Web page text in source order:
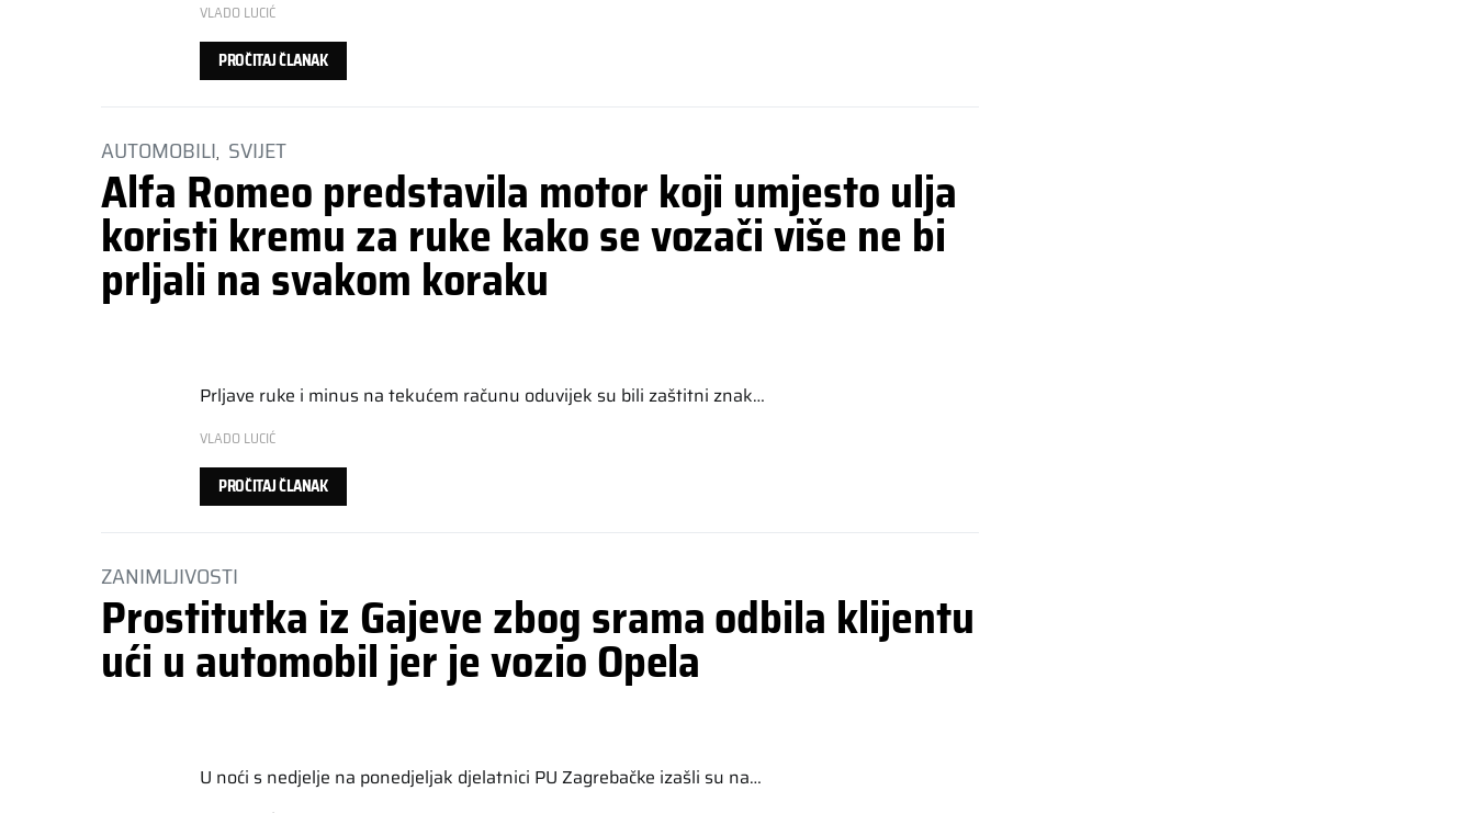
VLADO LUCIĆ
PROČITAJ ČLANAK
AUTOMOBILI SVIJET
Alfa Romeo predstavila motor koji umjesto ulja
koristi kremu za ruke kako se vozači više ne bi
prljali na svakom koraku
Prljave ruke i minus na tekućem računu oduvijek su bili zaštitni znak…
VLADO LUCIĆ
PROČITAJ ČLANAK
ZANIMLJIVOSTI
Prostitutka iz Gajeve zbog srama odbila klijentu
ući u automobil jer je vozio Opela
U noći s nedjelje na ponedjeljak djelatnici PU Zagrebačke izašli su na…